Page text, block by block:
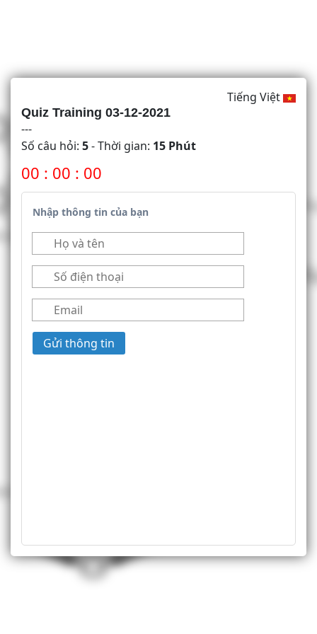
Tiếng Việt
Quiz Training 03-12-2021
---
Số câu hỏi: 5- Thời gian: 15 Phút
00 : 00 : 00
Nhập thông tin của bạn
Gửi thông tin